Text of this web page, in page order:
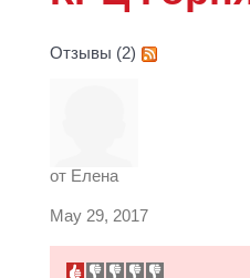
Отзывы (2)
от Елена
May 29, 2017